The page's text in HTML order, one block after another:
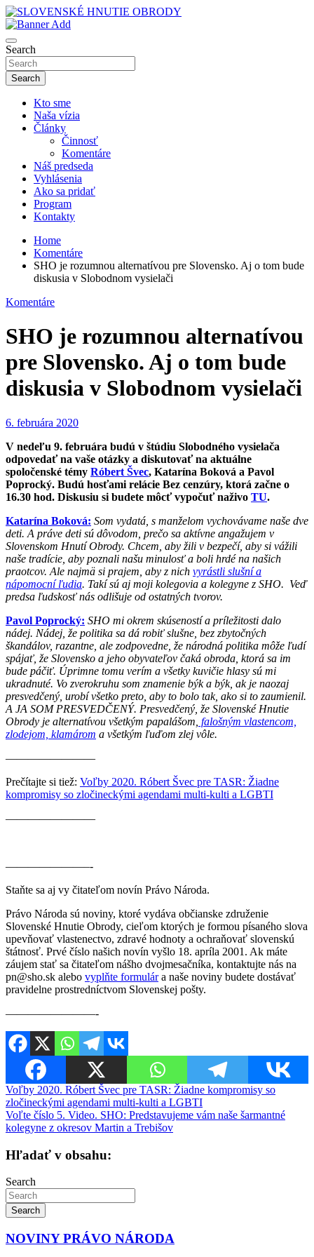
Skip
to
content
SLOVENSKÉ HNUTIE OBRODY
Search
Search
Kto sme
Naša vízia
Články
Činnosť
Komentáre
Náš predseda
Vyhlásenia
Ako sa pridať
Program
Kontakty
Home
Komentáre
SHO je rozumnou alternatívou pre Slovensko. Aj o tom bude
diskusia v Slobodnom vysielači
Komentáre
SHO je rozumnou alternatívou
pre Slovensko. Aj o tom bude
diskusia v Slobodnom vysielači
6. februára 2020
V nedeľu 9. februára budú v štúdiu Slobodného vysielača
odpovedať na vaše otázky a diskutovať na aktuálne
spoločenské témy Róbert Švec, Katarína Boková a Pavol
Poprocký. Budú hosťami relácie Bez cenzúry, ktorá začne o
16.30 hod. Diskusiu si budete môcť vypočuť naživo TU.
Katarína Boková: Som vydatá, s manželom vychovávame naše dve
deti. A práve deti sú dôvodom, prečo sa aktívne angažujem v
Slovenskom Hnutí Obrody. Chcem, aby žili v bezpečí, aby si vážili
naše tradície, aby poznali našu minulosť a boli hrdé na našich
praotcov. Ale najmä si prajem, aby z nich vyrástli slušní a
nápomocní ľudia. Takí sú aj moji kolegovia a kolegyne z SHO. Veď
predsa ľudskosť nás odlišuje od ostatných tvorov.
Pavol Poprocký: SHO mi okrem skúseností a príležitosti dalo
nádej. Nádej, že politika sa dá robiť slušne, bez zbytočných
škandálov, razantne, ale zodpovedne, že národná politika môže ľudí
spájať, že Slovensko a jeho obyvateľov čaká obroda, ktorá sa im
bude páčiť. Úprimne tomu verím a všetky kuvičie hlasy sú mi
ukradnuté. Vo zverokruhu som znamenie býk a býk, ak je naozaj
presvedčený, urobí všetko preto, aby to bolo tak, ako si to zaumienil.
A JA SOM PRESVEDČENÝ. Presvedčený, že Slovenské Hnutie
Obrody je alternatívou všetkým papalášom, falošným vlastencom,
zlodejom, klamárom a všetkým ľuďom zlej vôle.
————————
Prečítajte si tiež: Voľby 2020. Róbert Švec pre TASR: Žiadne
kompromisy so zločineckými agendami multi-kulti a LGBTI
————————
———————–-
Staňte sa aj vy čitateľom novín Právo Národa.
Právo Národa sú noviny, ktoré vydáva občianske združenie
Slovenské Hnutie Obrody, cieľom ktorých je formou písaného slova
upevňovať vlastenectvo, zdravé hodnoty a ochraňovať slovenskú
štátnosť. Prvé číslo našich novín vyšlo 18. apríla 2001. Ak máte
záujem stať sa čitateľom nášho dvojmesačníka, kontaktujte nás na
pn@sho.sk alebo vyplňte formulára naše noviny budete dostávať
pravidelne prostredníctvom Slovenskej pošty.
————————-
Navigácia
v
článku
Voľby 2020. Róbert Švec pre TASR: Žiadne kompromisy so
zločineckými agendami multi-kulti a LGBTI
Voľte číslo 5. Video. SHO: Predstavujeme vám naše šarmantné
kolegyne z okresov Martin a Trebišov
Hľadať v obsahu:
Search
Search
NOVINY PRÁVO NÁRODA